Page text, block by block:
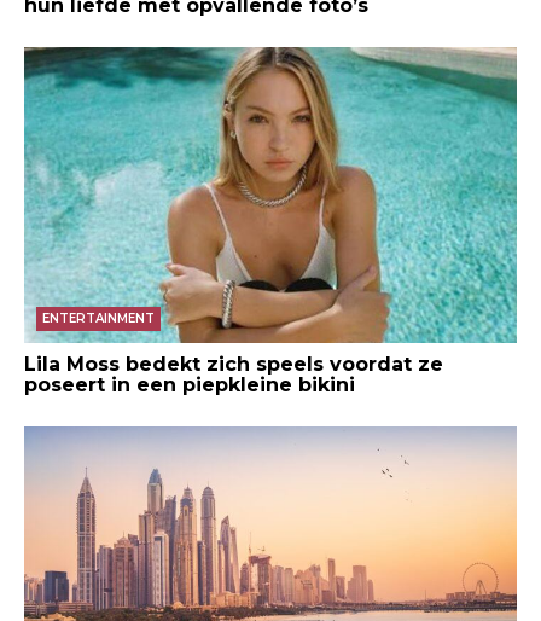
hun liefde met opvallende foto’s
ENTERTAINMENT
Lila Moss bedekt zich speels voordat ze
poseert in een piepkleine bikini